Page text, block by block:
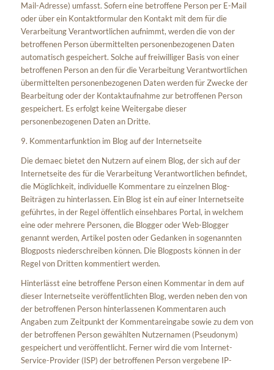
Mail-Adresse) umfasst. Sofern eine betroffene Person per E-Mail
oder über ein Kontaktformular den Kontakt mit dem für die
Verarbeitung Verantwortlichen aufnimmt, werden die von der
betroffenen Person übermittelten personenbezogenen Daten
automatisch gespeichert. Solche auf freiwilliger Basis von einer
betroffenen Person an den für die Verarbeitung Verantwortlichen
übermittelten personenbezogenen Daten werden für Zwecke der
Bearbeitung oder der Kontaktaufnahme zur betroffenen Person
gespeichert. Es erfolgt keine Weitergabe dieser
personenbezogenen Daten an Dritte.
9. Kommentarfunktion im Blog auf der Internetseite
Die demaec bietet den Nutzern auf einem Blog, der sich auf der
Internetseite des für die Verarbeitung Verantwortlichen befindet,
die Möglichkeit, individuelle Kommentare zu einzelnen Blog-
Beiträgen zu hinterlassen. Ein Blog ist ein auf einer Internetseite
geführtes, in der Regel öffentlich einsehbares Portal, in welchem
eine oder mehrere Personen, die Blogger oder Web-Blogger
genannt werden, Artikel posten oder Gedanken in sogenannten
Blogposts niederschreiben können. Die Blogposts können in der
Regel von Dritten kommentiert werden.
Hinterlässt eine betroffene Person einen Kommentar in dem auf
dieser Internetseite veröffentlichten Blog, werden neben den von
der betroffenen Person hinterlassenen Kommentaren auch
Angaben zum Zeitpunkt der Kommentareingabe sowie zu dem von
der betroffenen Person gewählten Nutzernamen (Pseudonym)
gespeichert und veröffentlicht. Ferner wird die vom Internet-
Service-Provider (ISP) der betroffenen Person vergebene IP-